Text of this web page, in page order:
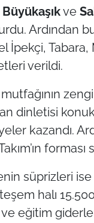
ve
Ardından
İpekçi,
verildi.
dinletisi
kazandı.
süprizleri ise
halı
eğitim